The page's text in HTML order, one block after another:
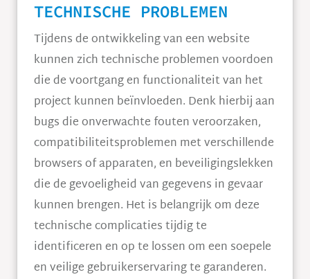
TECHNISCHE PROBLEMEN
Tijdens de ontwikkeling van een website
kunnen zich technische problemen voordoen
die de voortgang en functionaliteit van het
project kunnen beïnvloeden. Denk hierbij aan
bugs die onverwachte fouten veroorzaken,
compatibiliteitsproblemen met verschillende
browsers of apparaten, en beveiligingslekken
die de gevoeligheid van gegevens in gevaar
kunnen brengen. Het is belangrijk om deze
technische complicaties tijdig te
identificeren en op te lossen om een soepele
en veilige gebruikerservaring te garanderen.